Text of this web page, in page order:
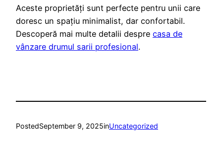
Aceste proprietăți sunt perfecte pentru unii care
doresc un spațiu minimalist, dar confortabil.
Descoperă mai multe detalii despre casa de
vânzare drumul sarii profesional.
PostedSeptember 9, 2025inUncategorized